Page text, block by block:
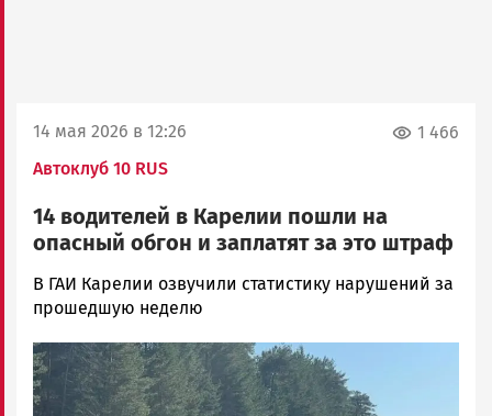
14 мая 2026 в 12:26
Автоклуб 10 RUS
1 466
14 водителей в Карелии пошли на
опасный обгон и заплатят за это штраф
Арина
Смирнова
Петрозаводска
и
Карелии
В ГАИ Карелии озвучили статистику нарушений за
прошедшую неделю
Image